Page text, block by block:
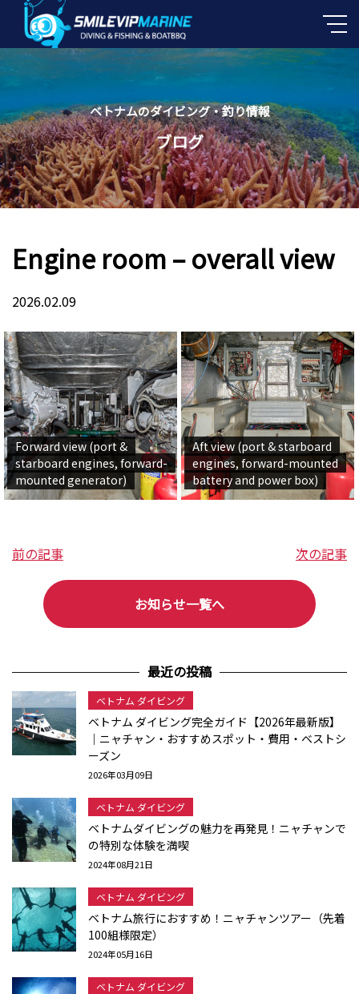
ベトナムのダイビング・釣り情報
ブログ
Engine room – overall view
2026.02.09
Forward view (port &
starboard engines, forward-
mounted generator)
Aft view (port & starboard
engines, forward-mounted
battery and power box)
前の記事 次の記事
お知らせ一覧へ
最近の投稿
ベトナム ダイビング
ベトナム ダイビング完全ガイド【2026年最新版】
｜ニャチャン・おすすめスポット・費用・ベストシ
ーズン
2026年03月09日
ベトナム ダイビング
ベトナムダイビングの魅力を再発見！ニャチャンで
の特別な体験を満喫
2024年08月21日
ベトナム ダイビング
ベトナム旅行におすすめ！ニャチャンツアー（先着
100組様限定）
2024年05月16日
ベトナム ダイビング